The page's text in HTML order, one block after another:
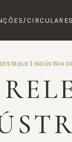
CIRCULARES
DESTAQUE INDÚSTRIA